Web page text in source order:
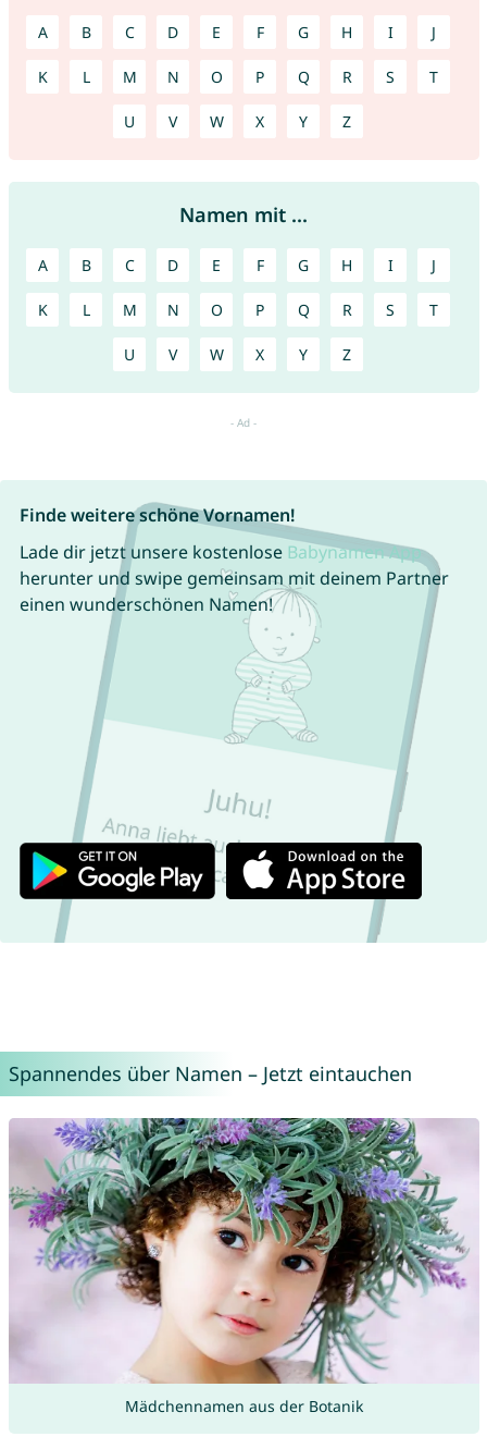
A B C D E F G H I J
K L M N O P Q R S T
U V W X Y Z
Namen mit ...
A B C D E F G H I J
K L M N O P Q R S T
U V W X Y Z
Finde weitere schöne Vornamen!
Lade dir jetzt unsere kostenlose Babynamen App
herunter und swipe gemeinsam mit deinem Partner
einen wunderschönen Namen!
Spannendes über Namen – Jetzt eintauchen
Mädchennamen aus der Botanik